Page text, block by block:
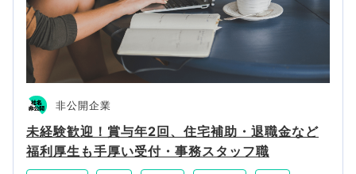
非公開企業
未経験歓迎！賞与年2回、住宅補助・退職金など
福利厚生も手厚い受付・事務スタッフ職